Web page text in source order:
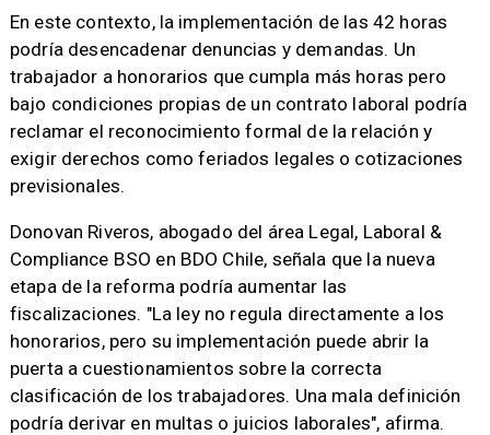
En este contexto, la implementación de las 42 horas
podría desencadenar denuncias y demandas. Un
trabajador a honorarios que cumpla más horas pero
bajo condiciones propias de un contrato laboral podría
reclamar el reconocimiento formal de la relación y
exigir derechos como feriados legales o cotizaciones
previsionales.
Donovan Riveros, abogado del área Legal, Laboral &
Compliance BSO en BDO Chile, señala que la nueva
etapa de la reforma podría aumentar las
fiscalizaciones. "La ley no regula directamente a los
honorarios, pero su implementación puede abrir la
puerta a cuestionamientos sobre la correcta
clasificación de los trabajadores. Una mala definición
podría derivar en multas o juicios laborales", afirma.